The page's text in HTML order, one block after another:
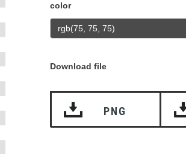
color
Download file
PNG